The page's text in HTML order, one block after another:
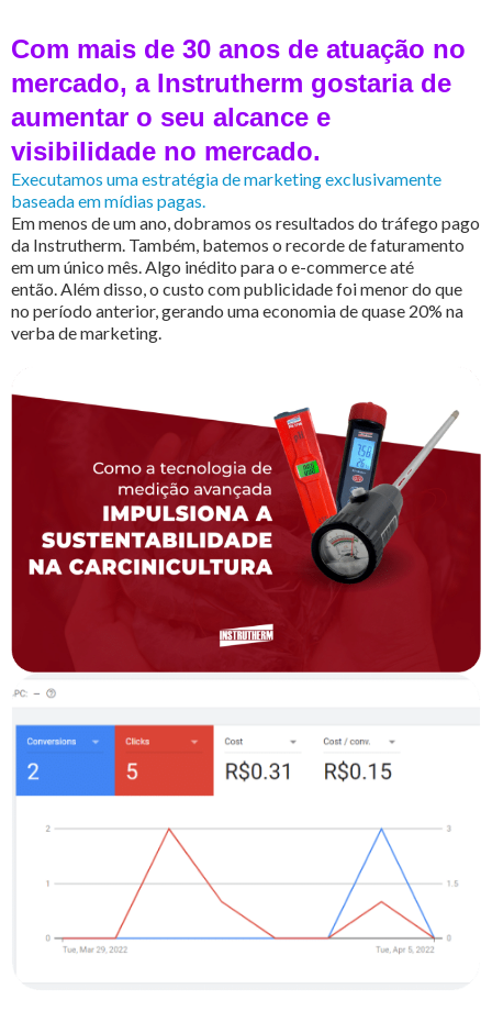
Com mais de 30 anos de atuação no
mercado, a Instrutherm gostaria de
aumentar o seu alcance e
visibilidade no mercado.
Executamos uma estratégia de marketing exclusivamente
baseada em mídias pagas.
Em menos de um ano, dobramos os resultados do tráfego pago
da Instrutherm. Também, batemos o recorde de faturamento
em um único mês. Algo inédito para o e-commerce até
então. Além disso, o custo com publicidade foi menor do que
no período anterior, gerando uma economia de quase 20% na
verba de marketing.